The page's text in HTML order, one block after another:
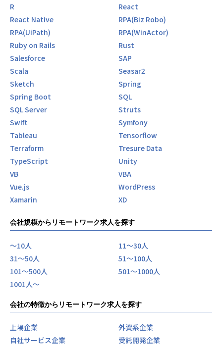
R
React
React Native
RPA(Biz Robo)
RPA(UiPath)
RPA(WinActor)
Ruby on Rails
Rust
Salesforce
SAP
Scala
Seasar2
Sketch
Spring
Spring Boot
SQL
SQL Server
Struts
Swift
Symfony
Tableau
Tensorflow
Terraform
Tresure Data
TypeScript
Unity
VB
VBA
Vue.js
WordPress
Xamarin
XD
会社規模からリモートワーク求人を探す
〜10人
11〜30人
31〜50人
51〜100人
101〜500人
501〜1000人
1001人〜
会社の特徴からリモートワーク求人を探す
上場企業
外資系企業
自社サービス企業
受託開発企業